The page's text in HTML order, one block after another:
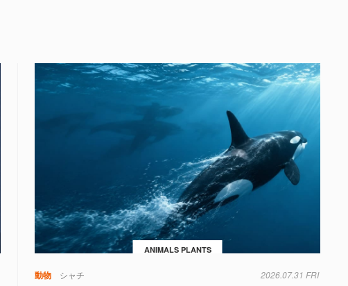
ANIMALS PLANTS
動物 シャチ 2026.07.31 FRI